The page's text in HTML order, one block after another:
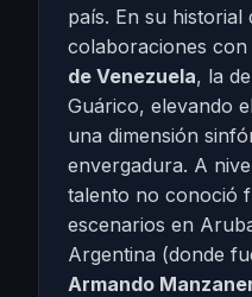
país. En su historial
colaboraciones con
de Venezuela, la
Guárico, elevando
una dimensión
envergadura. A
talento no conoció
escenarios en
Argentina (donde
Armando